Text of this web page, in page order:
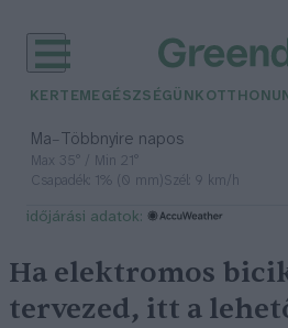
KERTEM EGÉSZSÉGÜNK
Ma– Többnyire napos
Max 35° / Min 21°
Csapadék: 1% (0 mm)Szél: 9 km/h
időjárási adatok:
Ha elektromos
tervezed, itt a